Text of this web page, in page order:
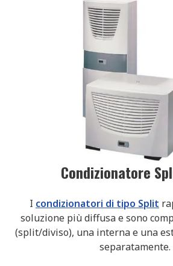
Condizionatore
I condizionatori di tipo Split
soluzione più diffusa e sono
(split/diviso), una interna e una
separatamente.